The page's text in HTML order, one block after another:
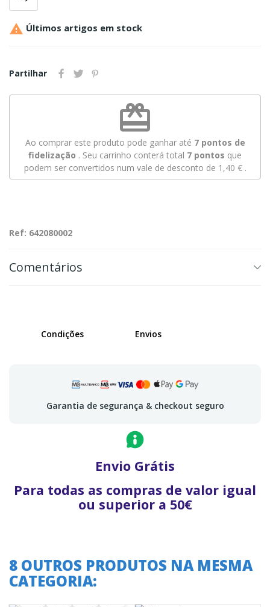
 Últimos artigos em stock
Partilhar
redeem
Ao comprar este produto pode ganhar até 7pontos de
fidelização . Seu carrinho conterá total 7 pontos que
podem ser convertidos num vale de desconto de 1,40 €.
Ref: 642080002
Comentários
Condições Envios
Garantia de segurança & checkout seguro
Envio Grátis
Para todas as compras de valor igual
ou superior a 50€
8 OUTROS PRODUTOS NA MESMA
CATEGORIA:
A oferta termina em:
37
37
00 02
02
00 52
52
00